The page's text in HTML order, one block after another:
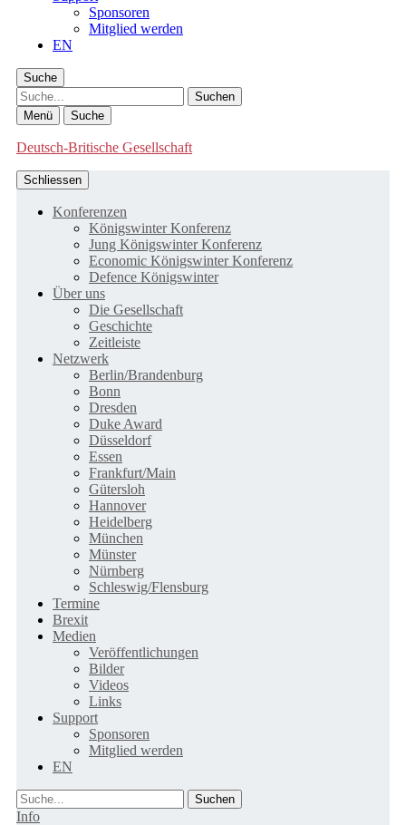
Sponsoren
Mitglied werden
EN
Suche
Suche
Menü Suche
Deutsch-Britische Gesellschaft
Schliessen
Konferenzen
Königswinter Konferenz
Jung Königswinter Konferenz
Economic Königswinter Konferenz
Defence Königswinter
Über uns
Die Gesellschaft
Geschichte
Zeitleiste
Netzwerk
Berlin/Brandenburg
Bonn
Dresden
Duke Award
Düsseldorf
Essen
Frankfurt/Main
Gütersloh
Hannover
Heidelberg
München
Münster
Nürnberg
Schleswig/Flensburg
Termine
Brexit
Medien
Veröffentlichungen
Bilder
Videos
Links
Support
Sponsoren
Mitglied werden
EN
Suche
Info